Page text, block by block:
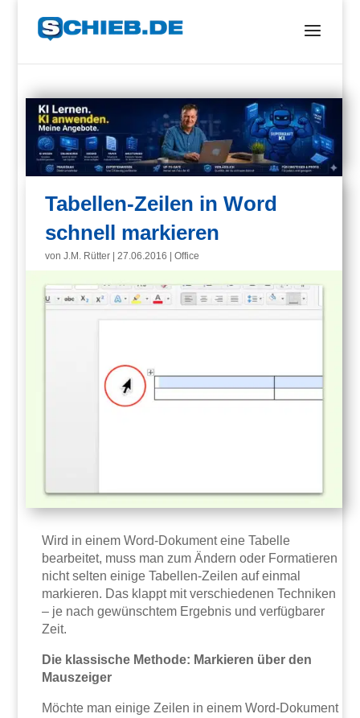
Tabellen-Zeilen in Word
schnell markieren
vonJ.M. Rütter |27.06.2016 |Office
Wird in einem Word-Dokument eine Tabelle
bearbeitet, muss man zum Ändern oder Formatieren
nicht selten einige Tabellen-Zeilen auf einmal
markieren. Das klappt mit verschiedenen Techniken
– je nach gewünschtem Ergebnis und verfügbarer
Zeit.
Die klassische Methode: Markieren über den
Mauszeiger
Möchte man einige Zeilen in einem Word-Dokument